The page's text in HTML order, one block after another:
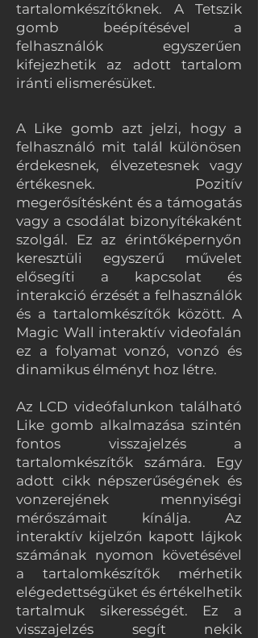
tartalomkészítőknek. A Tetszik
gomb beépítésével a
felhasználók egyszerűen
kifejezhetik az adott tartalom
iránti elismerésüket.
A Like gomb azt jelzi, hogy a
felhasználó mit talál különösen
érdekesnek, élvezetesnek vagy
értékesnek. Pozitív
megerősítésként és a támogatás
vagy a csodálat bizonyítékaként
szolgál. Ez az érintőképernyőn
keresztüli egyszerű művelet
elősegíti a kapcsolat és
interakció érzését a felhasználók
és a tartalomkészítők között. A
Magic Wall interaktív videofalán
ez a folyamat vonzó, vonzó és
dinamikus élményt hoz létre.
Az LCD videófalunkon található
Like gomb alkalmazása szintén
fontos visszajelzés a
tartalomkészítők számára. Egy
adott cikk népszerűségének és
vonzerejének mennyiségi
mérőszámait kínálja. Az
interaktív kijelzőn kapott lájkok
számának nyomon követésével
a tartalomkészítők mérhetik
elégedettségüket és értékelhetik
tartalmuk sikerességét. Ez a
visszajelzés segít nekik